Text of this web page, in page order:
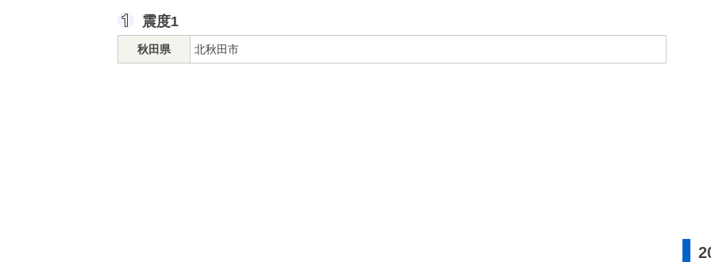
震度1
秋田県 北秋田市